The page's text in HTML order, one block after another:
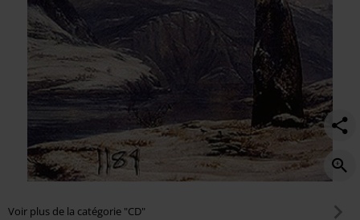
Voir plus de la catégorie "CD"